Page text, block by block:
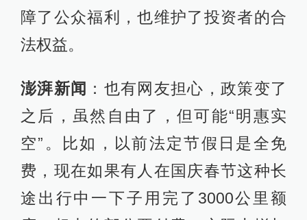
障了公众福利，也维护了投资者的合
法权益。
澎湃新闻 ：也有网友担心，政策变了
之后，虽然自由了，但可能“明惠实
空”。比如，以前法定节假日是全免
费，现在如果有人在国庆春节这种长
途出行中一下子用完了3000公里额